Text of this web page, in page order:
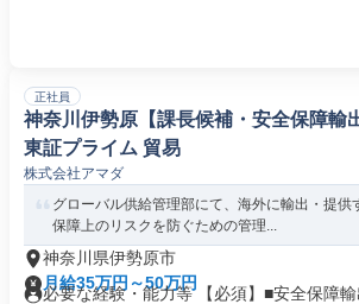
正社員
神奈川伊勢原【課長候補・安全保障輸
東証プライム 貿易
株式会社アマダ
グローバル供給管理部にて、海外に輸出・提供
保障上のリスクを防ぐための管理...
神奈川県伊勢原市
月給35万円～50万円
必要な経験・能力等 【必須】■安全保障